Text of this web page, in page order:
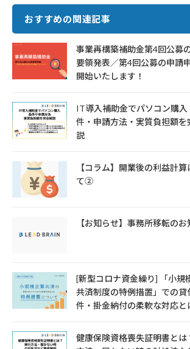
e
b
o
o
k
it
te
ai
l
e
おすすめの関連記事
事業再構築補助金第4回公募
要領発表／第4回公募の申請
開始いたします！
IT導入補助金でパソコン購入
件・申請方法・実質負担額を
説
【コラム】開業後の利益計算
て②
【お知らせ】事務所移転のお
[新型コロナ資金繰り] 「小規
共済制度の特例措置」での貸
件・掛金納付の柔軟な対応と
健康保険資格喪失証明書とは